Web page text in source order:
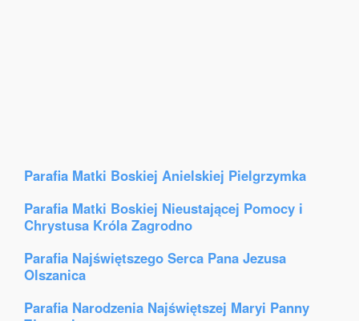
Parafia Matki Boskiej Anielskiej Pielgrzymka
Parafia Matki Boskiej Nieustającej Pomocy i
Chrystusa Króla Zagrodno
Parafia Najświętszego Serca Pana Jezusa
Olszanica
Parafia Narodzenia Najświętszej Maryi Panny